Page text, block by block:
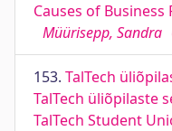
Causes of Business
Müürisepp, Sandra
153. TalTech
TalTech üliõpilaste
TalTech Student